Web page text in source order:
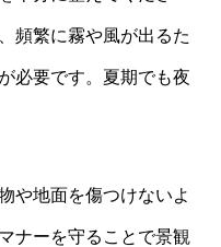
頻繁に霧や風が出るた
必要です。夏期でも夜
や地面を傷つけないよ
ナーを守ることで景観